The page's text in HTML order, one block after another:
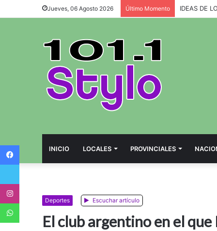
Jueves, 06 Agosto 2026 Último Momento IDEAS DE
INICIO LOCALES PROVINCIALES
Deportes Escuchar artículo
El club argentino en el
Twitter
WhatsApp